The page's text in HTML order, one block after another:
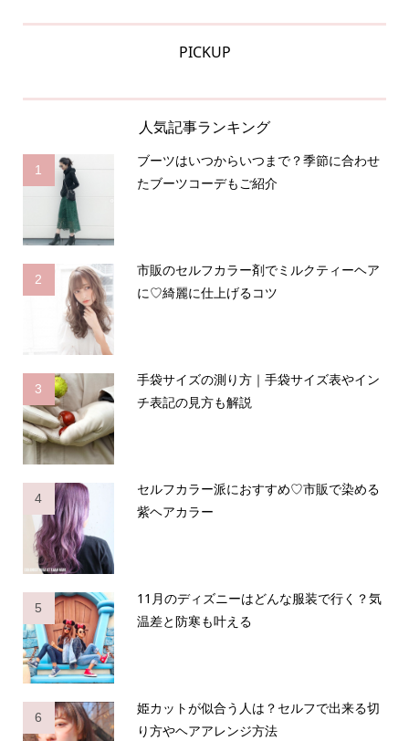
PICKUP
人気記事ランキング
1
ブーツはいつからいつまで？季節に合わせ
たブーツコーデもご紹介
2
市販のセルフカラー剤でミルクティーヘア
に♡綺麗に仕上げるコツ
3
手袋サイズの測り方｜手袋サイズ表やイン
チ表記の見方も解説
4
セルフカラー派におすすめ♡市販で染める
紫ヘアカラー
5
11月のディズニーはどんな服装で行く？気
温差と防寒も叶える
6
姫カットが似合う人は？セルフで出来る切
り方やヘアアレンジ方法